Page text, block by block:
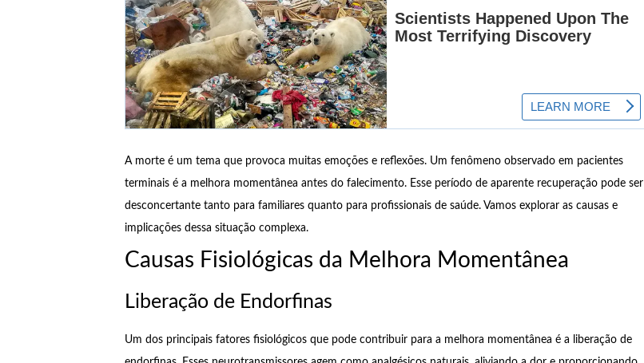
A morte é um tema que provoca muitas emoções e reflexões. Um fenômeno observado em pacientes
terminais é a melhora momentânea antes do falecimento. Esse período de aparente recuperação pode ser
desconcertante tanto para familiares quanto para profissionais de saúde. Vamos explorar as causas e
implicações dessa situação complexa.
Causas Fisiológicas da Melhora Momentânea
Liberação de Endorfinas
Um dos principais fatores fisiológicos que pode contribuir para a melhora momentânea é a liberação de